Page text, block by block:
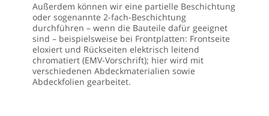
Außerdem können wir eine partielle Beschichtung
oder sogenannte 2-fach-Beschichtung
durchführen – wenn die Bauteile dafür geeignet
sind – beispielsweise bei Frontplatten: Frontseite
eloxiert und Rückseiten elektrisch leitend
chromatiert (EMV-Vorschrift); hier wird mit
verschiedenen Abdeckmaterialien sowie
Abdeckfolien gearbeitet.